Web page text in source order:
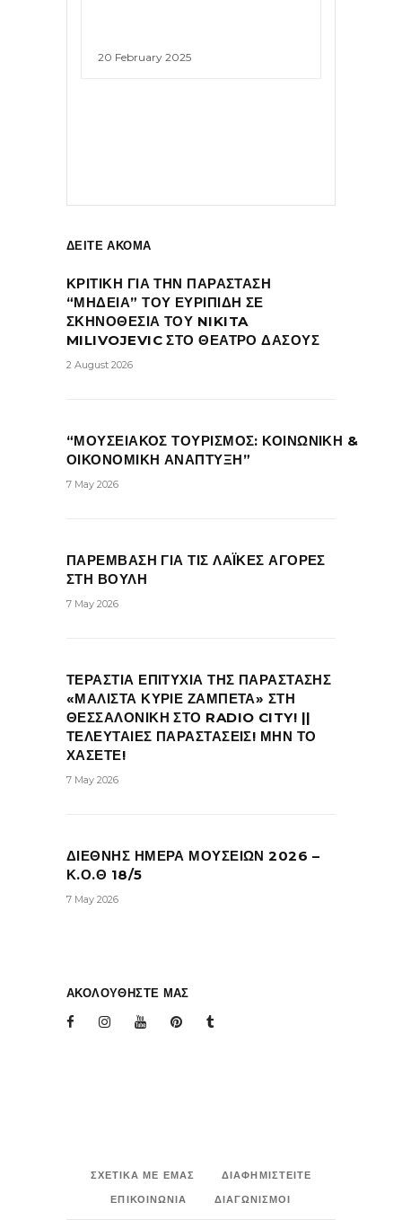
20 February 2025
ΔΕΙΤΕ ΑΚΟΜΑ
ΚΡΙΤΙΚΗ ΓΙΑ ΤΗΝ ΠΑΡΑΣΤΑΣΗ
“ΜΗΔΕΙΑ” ΤΟΥ ΕΥΡΙΠΙΔΗ ΣΕ
ΣΚΗΝΟΘΕΣΙΑ ΤΟΥ NIKITA
MILIVOJEVIC ΣΤΟ ΘΕΑΤΡΟ ΔΑΣΟΥΣ
2 August 2026
“ΜΟΥΣΕΙΑΚΟΣ ΤΟΥΡΙΣΜΟΣ: ΚΟΙΝΩΝΙΚΗ &
ΟΙΚΟΝΟΜΙΚΗ ΑΝΑΠΤΥΞΗ”
7 May 2026
ΠΑΡΕΜΒΑΣΗ ΓΙΑ ΤΙΣ ΛΑΪΚΕΣ ΑΓΟΡΕΣ
ΣΤΗ ΒΟΥΛΗ
7 May 2026
ΤΕΡΑΣΤΙΑ ΕΠΙΤΥΧΙΑ ΤΗΣ ΠΑΡΑΣΤΑΣΗΣ
«ΜΑΛΙΣΤΑ ΚΥΡΙΕ ΖΑΜΠΕΤΑ» ΣΤΗ
ΘΕΣΣΑΛΟΝΙΚΗ ΣΤΟ RADIO CITY! ||
ΤΕΛΕΥΤΑΙΕΣ ΠΑΡΑΣΤΑΣΕΙΣ! ΜΗΝ ΤΟ
ΧΑΣΕΤΕ!
7 May 2026
ΔΙΕΘΝΗΣ ΗΜΕΡΑ ΜΟΥΣΕΙΩΝ 2026 –
Κ.Ο.Θ 18/5
7 May 2026
ΑΚΟΛΟΥΘΗΣΤΕ ΜΑΣ
ΣΧΕΤΙΚΑ ΜΕ ΕΜΑΣ
ΔΙΑΦΗΜΙΣΤΕΙΤΕ
ΕΠΙΚΟΙΝΩΝΙΑ
ΔΙΑΓΩΝΙΣΜΟΙ